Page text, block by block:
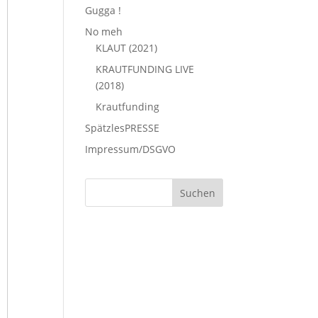
Gugga !
No meh
KLAUT (2021)
KRAUTFUNDING LIVE
(2018)
Krautfunding
SpätzlesPRESSE
Impressum/DSGVO